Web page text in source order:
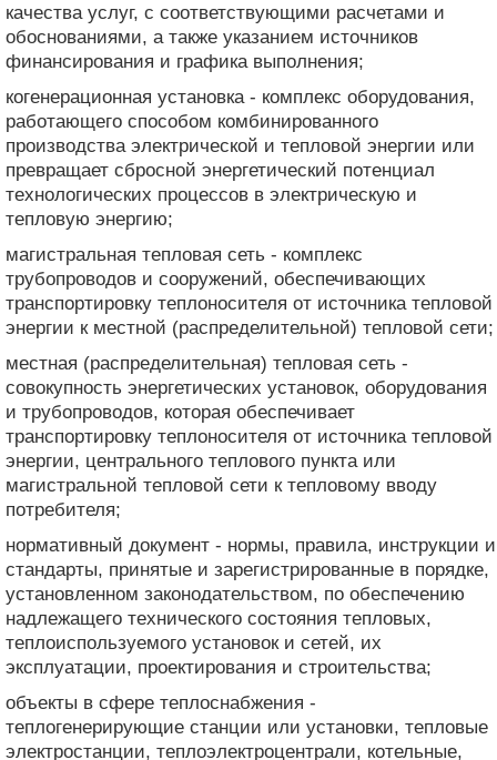
качества услуг, с соответствующими расчетами и
обоснованиями, а также указанием источников
финансирования и графика выполнения;
когенерационная установка - комплекс оборудования,
работающего способом комбинированного
производства электрической и тепловой энергии или
превращает сбросной энергетический потенциал
технологических процессов в электрическую и
тепловую энергию;
магистральная тепловая сеть - комплекс
трубопроводов и сооружений, обеспечивающих
транспортировку теплоносителя от источника тепловой
энергии к местной (распределительной) тепловой сети;
местная (распределительная) тепловая сеть -
совокупность энергетических установок, оборудования
и трубопроводов, которая обеспечивает
транспортировку теплоносителя от источника тепловой
энергии, центрального теплового пункта или
магистральной тепловой сети к тепловому вводу
потребителя;
нормативный документ - нормы, правила, инструкции и
стандарты, принятые и зарегистрированные в порядке,
установленном законодательством, по обеспечению
надлежащего технического состояния тепловых,
теплоиспользуемого установок и сетей, их
эксплуатации, проектирования и строительства;
объекты в сфере теплоснабжения -
теплогенерирующие станции или установки, тепловые
электростанции, теплоэлектроцентрали, котельные,